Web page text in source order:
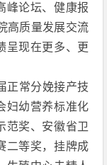
峰论坛、健康报
高质量发展交流
呈现在更多、更
正常分娩接产技
妇幼营养标准化
范奖、安徽省卫
二等奖，挂牌成